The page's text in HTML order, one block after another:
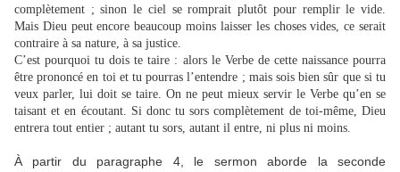
complètement ; sinon le ciel se romprait plutôt pour remplir le vide.
Mais Dieu peut encore beaucoup moins laisser les choses vides, ce serait
contraire à sa nature, à sa justice.
C’est pourquoi tu dois te taire : alors le Verbe de cette naissance pourra
être prononcé en toi et tu pourras l’entendre ; mais sois bien sûr que si tu
veux parler, lui doit se taire. On ne peut mieux servir le Verbe qu’en se
taisant et en écoutant. Si donc tu sors complètement de toi-même, Dieu
entrera tout entier ; autant tu sors, autant il entre, ni plus ni moins.
À partir du paragraphe 4, le sermon aborde la seconde